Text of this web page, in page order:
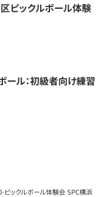
ピックルボール体験
ール：初級者向け練習
ックルボール体験会 SPC横浜